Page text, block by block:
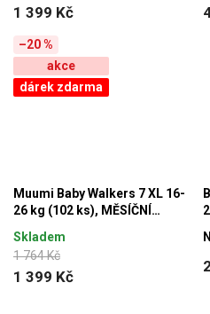
1 399 Kč
–20 %
akce
dárek zdarma
Muumi Baby Walkers 7 XL 16-
26 kg (102 ks), MĚSÍČNÍ
+ Mumínek DÁREK ZDARMA
1 764 Kč
1 399 Kč
Skladem